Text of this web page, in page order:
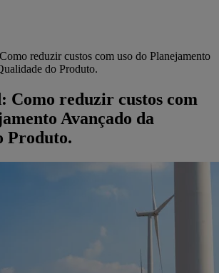
reduzir custos com uso do Planejamento
do Produto.
Como reduzir custos com
Avançado da
Produto.